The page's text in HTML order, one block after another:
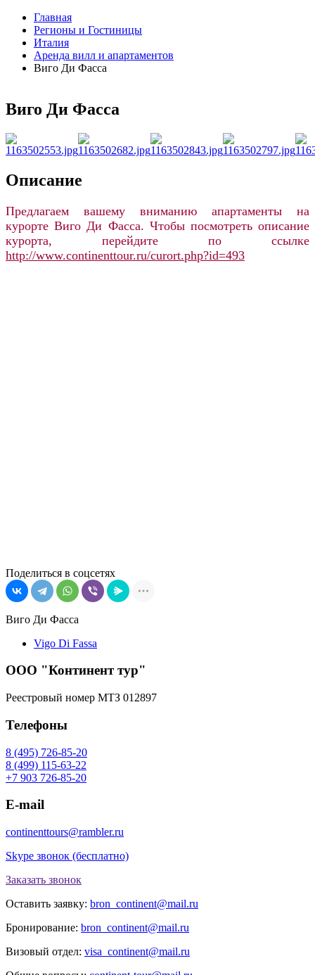
Главная
Регионы и Гостиницы
Италия
Аренда вилл и апартаментов
Виго Ди Фасса
Виго Ди Фасса
Описание
Предлагаем вашему вниманию апартаменты на
курорте Виго Ди Фасса. Чтобы посмотреть описание
курорта, перейдите по ссылке
http://www.continenttour.ru/curort.php?id=493
Поделиться в соцсетях
Виго Ди Фасса
Vigo Di Fassa
ООО "Континент тур"
Реестровый номер МТЗ 012897
Телефоны
8 (495) 726-85-20
8 (499) 115-63-22
+7 903 726-85-20
E-mail
continenttours@rambler.ru
Skype звонок (бесплатно)
Заказать звонок
Оставить заявку: bron_continent@mail.ru
Бронирование: bron_continent@mail.ru
Визовый отдел: visa_continent@mail.ru